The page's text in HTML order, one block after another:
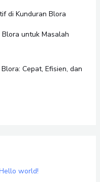
di Kunduran Blora
untuk Masalah
Cepat, Efisien, dan
world!